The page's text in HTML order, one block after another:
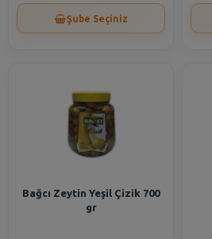
Şube Seçiniz
Bağcı Zeytin Yeşil Çizik 700
gr